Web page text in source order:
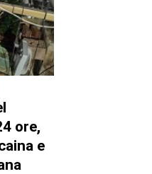
ore,
e